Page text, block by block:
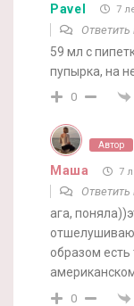
Pavel 7
Ответить
59 мл с
пупырка, на
0
Автор
Маша 7
Ответить
ага,
образом есть
0